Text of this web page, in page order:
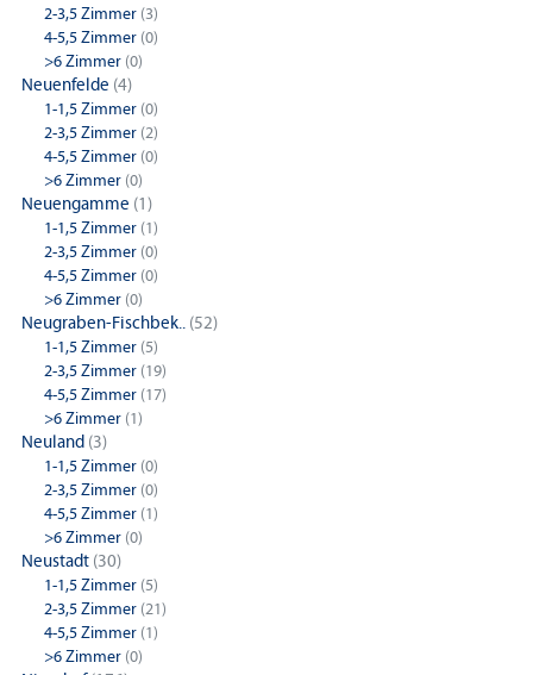
2-3,5 Zimmer (3)
4-5,5 Zimmer (0)
>6 Zimmer (0)
Neuenfelde (4)
1-1,5 Zimmer (0)
2-3,5 Zimmer (2)
4-5,5 Zimmer (0)
>6 Zimmer (0)
Neuengamme (1)
1-1,5 Zimmer (1)
2-3,5 Zimmer (0)
4-5,5 Zimmer (0)
>6 Zimmer (0)
Neugraben-Fischbek.. (52)
1-1,5 Zimmer (5)
2-3,5 Zimmer (19)
4-5,5 Zimmer (17)
>6 Zimmer (1)
Neuland (3)
1-1,5 Zimmer (0)
2-3,5 Zimmer (0)
4-5,5 Zimmer (1)
>6 Zimmer (0)
Neustadt (30)
1-1,5 Zimmer (5)
2-3,5 Zimmer (21)
4-5,5 Zimmer (1)
>6 Zimmer (0)